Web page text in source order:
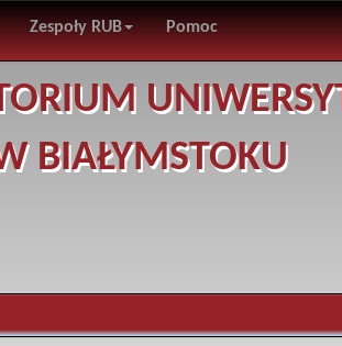
Zespoły RUB Pomoc
BIAŁYMSTOKU